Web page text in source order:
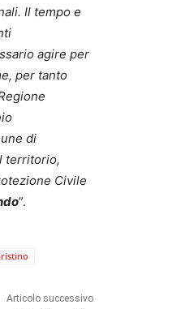
Il tempo e
agire per
per tanto
di
territorio,
Civile
”.
Articolo successivo